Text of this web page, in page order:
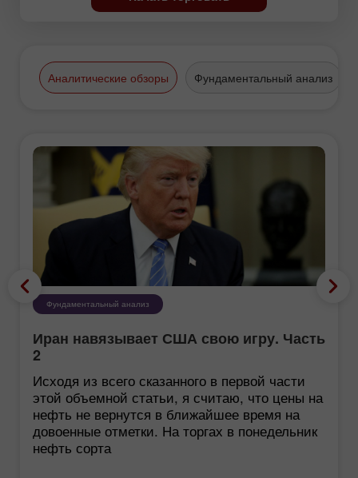
Аналитические обзоры Фундаментальный анализ
Фундаментальный анализ
Иран навязывает США свою игру. Часть
2
Исходя из всего сказанного в первой части
этой объемной статьи, я считаю, что цены на
нефть не вернутся в ближайшее время на
довоенные отметки. На торгах в понедельник
нефть сорта